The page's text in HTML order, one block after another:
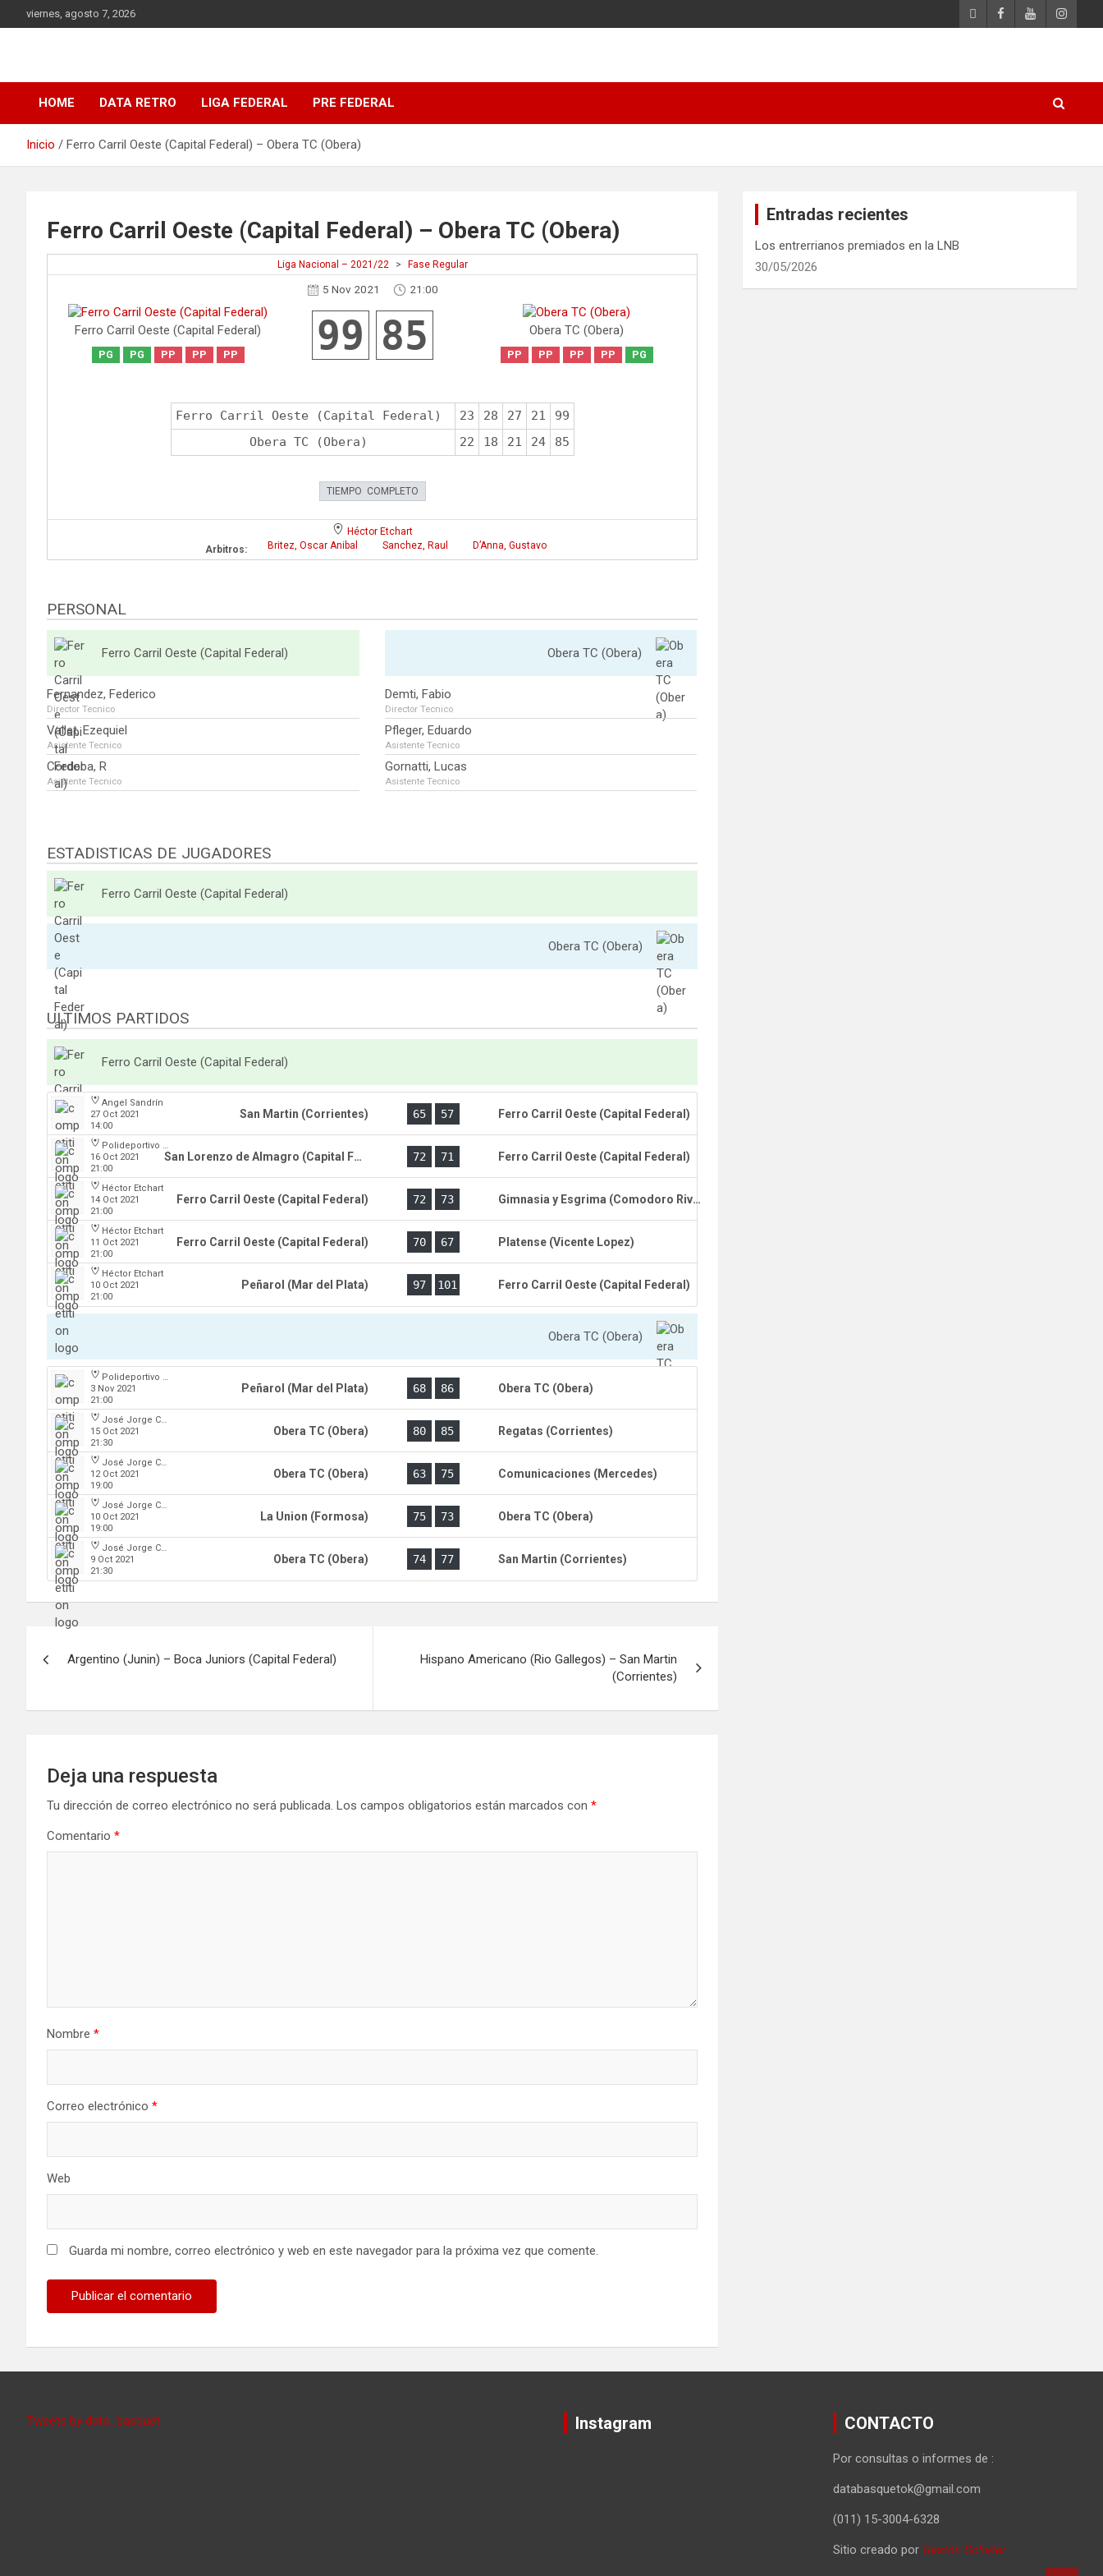
al
viernes, agosto 7, 2026
DATA Basquet
HOME DATA RETRO LIGA FEDERAL PRE FEDERAL
Inicio Ferro Carril Oeste (Capital Federal) – Obera TC (Obera)
Ferro Carril Oeste (Capital Federal) – Obera TC (Obera)
Liga Nacional – 2021/22 > Fase Regular
5 Nov 2021 21:00
Ferro Carril Oeste (Capital Federal)
PG PG PP PP PP 99 85 Obera TC (Obera)
PP PP PP PP PG
Ferro Carril Oeste (Capital Federal) 23 28 27 21
99
Obera TC (Obera)
22 18 21 24 85
TIEMPO COMPLETO
Héctor Etchart
Arbitros:
Britez, Oscar Anibal Sanchez, Raul D’Anna, Gustavo
PERSONAL
Ferro Carril Oeste (Capital Federal)
Fernandez, Federico
Director Tecnico
Vallet, Ezequiel
Asistente Tecnico
Cordoba, R
Asistente Tecnico
Obera TC (Obera)
Demti, Fabio
Director Tecnico
Pfleger, Eduardo
Asistente Tecnico
Gornatti, Lucas
Asistente Tecnico
ESTADISTICAS DE JUGADORES
Ferro Carril Oeste (Capital Federal)
Obera TC (Obera)
ULTIMOS PARTIDOS
Ferro Carril Oeste (Capital Federal)
Angel Sandrín
27 Oct 2021
14:00
San Martin (Corrientes) 65 57 Ferro Carril Oeste (Capital Federal)
Polideportivo Roberto Pando
16 Oct 2021
21:00
San Lorenzo de Almagro (Capital Federal) 72 71 Ferro Carril Oeste (Capital Federal)
Héctor Etchart
14 Oct 2021
21:00
Ferro Carril Oeste (Capital Federal) 72 73 Gimnasia y Esgrima (Comodoro Rivadavia)
Héctor Etchart
11 Oct 2021
21:00
Ferro Carril Oeste (Capital Federal) 70 67 Platense (Vicente Lopez)
Héctor Etchart
10 Oct 2021
21:00
Peñarol (Mar del Plata) 97 101 Ferro Carril Oeste (Capital Federal)
Obera TC (Obera)
Polideportivo Islas Malvinas
3 Nov 2021
21:00
Peñarol (Mar del Plata) 68 86 Obera TC (Obera)
José Jorge Contte
15 Oct 2021
21:30
Obera TC (Obera) 80 85 Regatas (Corrientes)
José Jorge Contte
12 Oct 2021
19:00
Obera TC (Obera) 63 75 Comunicaciones (Mercedes)
José Jorge Contte
10 Oct 2021
19:00
La Union (Formosa) 75 73 Obera TC (Obera)
José Jorge Contte
9 Oct 2021
21:30
Obera TC (Obera) 74 77 San Martin (Corrientes)
entradas
Argentino (Junin) – Boca Juniors (Capital Federal)
Hispano Americano (Rio Gallegos) – San Martin
(Corrientes)
Deja una respuesta
Tu dirección de correo electrónico no será publicada. Los campos obligatorios están marcados con *
Comentario *
Nombre *
Correo electrónico *
Web
Guarda mi nombre, correo electrónico y web en este navegador para la próxima vez que comente.
Entradas recientes
Los entrerrianos premiados en la LNB
30/05/2026
Tweets by data_basquet Instagram CONTACTO
Por consultas o informes de :
databasquetok@gmail.com
(011) 15-3004-6328
Sitio creado por Gastón Schafer